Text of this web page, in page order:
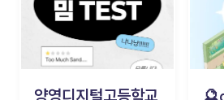
양영디지털고등학교